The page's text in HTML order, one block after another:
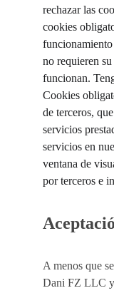
rechazar las
cookies
no requieren
funcionan.
Cookies
de terceros,
servicios
servicios en
ventana de
por terceros e
A menos que
Dani FZ LLC